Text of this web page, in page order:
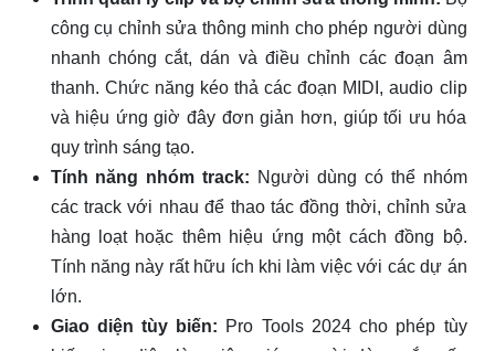
công cụ chỉnh sửa thông minh cho phép người dùng
nhanh chóng cắt, dán và điều chỉnh các đoạn âm
thanh. Chức năng kéo thả các đoạn MIDI, audio clip
và hiệu ứng giờ đây đơn giản hơn, giúp tối ưu hóa
quy trình sáng tạo.
Tính năng nhóm track: Người dùng có thể nhóm
các track với nhau để thao tác đồng thời, chỉnh sửa
hàng loạt hoặc thêm hiệu ứng một cách đồng bộ.
Tính năng này rất hữu ích khi làm việc với các dự án
lớn.
Giao diện tùy biến: Pro Tools 2024 cho phép tùy